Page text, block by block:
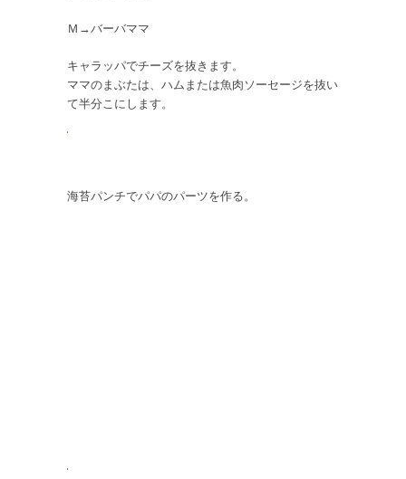
Ｍ→バーバママ
キャラッパでチーズを抜きます。
ママのまぶたは、ハムまたは魚肉ソーセージを抜い
て半分こにします。
海苔パンチでパパのパーツを作る。